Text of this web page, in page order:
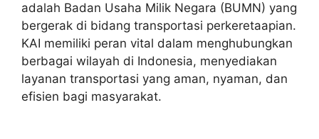
adalah Badan Usaha Milik Negara (BUMN) yang
bergerak di bidang transportasi perkeretaapian.
KAI memiliki peran vital dalam menghubungkan
berbagai wilayah di Indonesia, menyediakan
layanan transportasi yang aman, nyaman, dan
efisien bagi masyarakat.